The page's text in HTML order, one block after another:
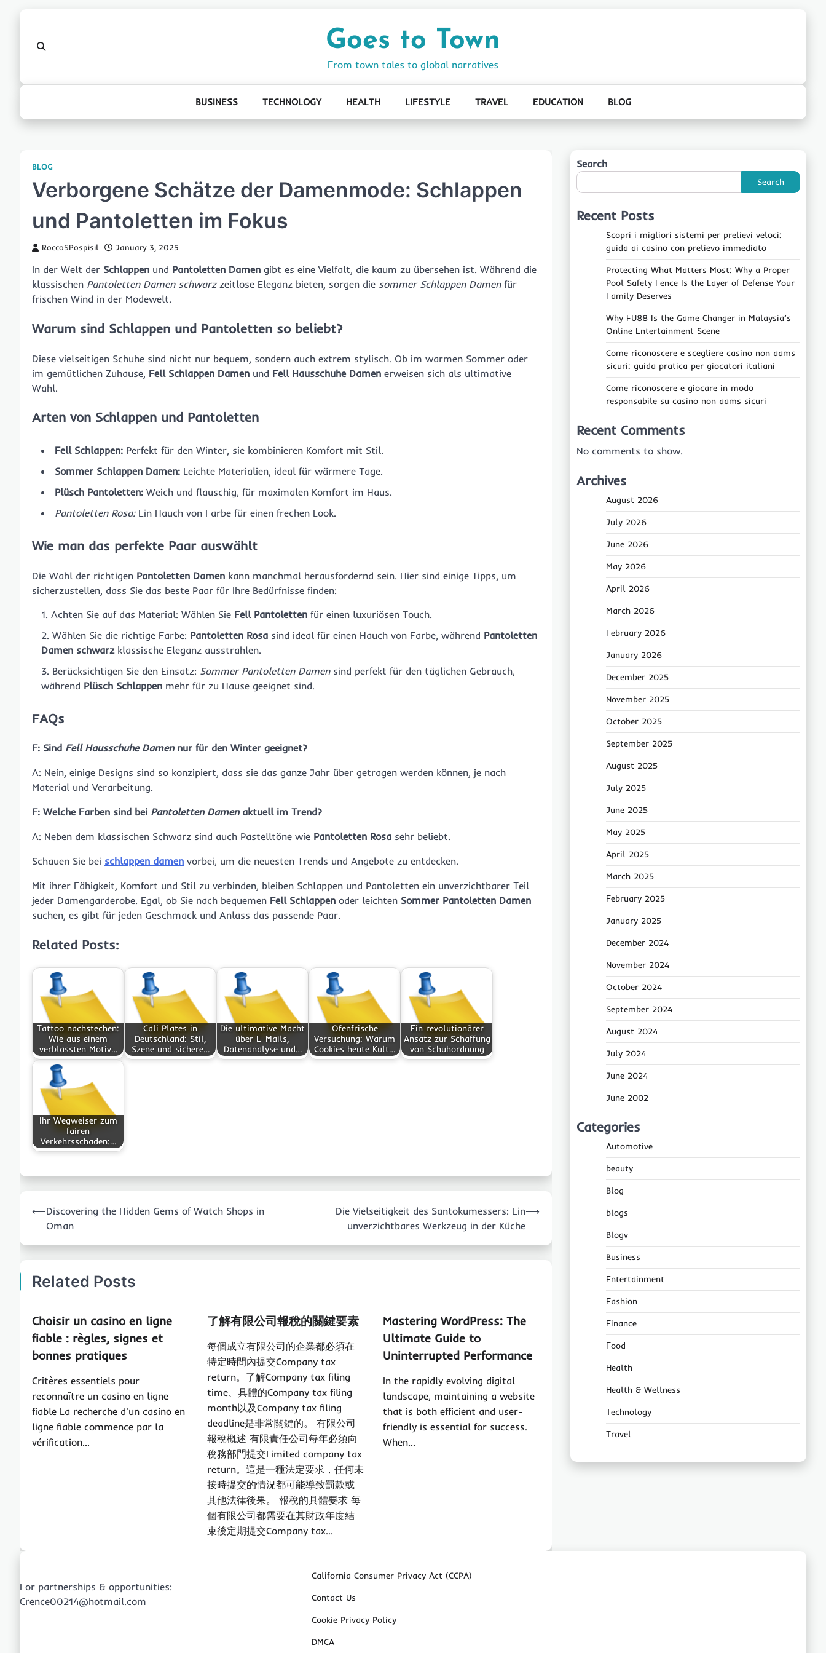
Goes to Town
From town tales to global narratives
BUSINESS TECHNOLOGY HEALTH LIFESTYLE TRAVEL EDUCATION BLOG
BLOG
Verborgene Schätze der Damenmode: Schlappen
und Pantoletten im Fokus
RoccoSPospisil January 3, 2025
In der Welt der Schlappen und Pantoletten Damen gibt es eine Vielfalt, die kaum zu übersehen ist. Während die
klassischen Pantoletten Damen schwarzzeitlose Eleganz bieten, sorgen die sommer Schlappen Damenfür
frischen Wind in der Modewelt.
Warum sind Schlappen und Pantoletten so beliebt?
Diese vielseitigen Schuhe sind nicht nur bequem, sondern auch extrem stylisch. Ob im warmen Sommer oder
im gemütlichen Zuhause, Fell Schlappen Damen und Fell Hausschuhe Damen erweisen sich als ultimative
Wahl.
Arten von Schlappen und Pantoletten
Fell Schlappen: Perfekt für den Winter, sie kombinieren Komfort mit Stil.
Sommer Schlappen Damen: Leichte Materialien, ideal für wärmere Tage.
Plüsch Pantoletten: Weich und flauschig, für maximalen Komfort im Haus.
Pantoletten Rosa:Ein Hauch von Farbe für einen frechen Look.
Wie man das perfekte Paar auswählt
Die Wahl der richtigen Pantoletten Damen kann manchmal herausfordernd sein. Hier sind einige Tipps, um
sicherzustellen, dass Sie das beste Paar für Ihre Bedürfnisse finden:
Achten Sie auf das Material: Wählen Sie Fell Pantoletten für einen luxuriösen Touch.
Wählen Sie die richtige Farbe: Pantoletten Rosa sind ideal für einen Hauch von Farbe, während Pantoletten
Damen schwarzklassische Eleganz ausstrahlen.
Berücksichtigen Sie den Einsatz: Sommer Pantoletten Damensind perfekt für den täglichen Gebrauch,
während Plüsch Schlappen mehr für zu Hause geeignet sind.
FAQs
F: Sind Fell Hausschuhe Damennur für den Winter geeignet?
A: Nein, einige Designs sind so konzipiert, dass sie das ganze Jahr über getragen werden können, je nach
Material und Verarbeitung.
F: Welche Farben sind bei Pantoletten Damenaktuell im Trend?
A: Neben dem klassischen Schwarz sind auch Pastelltöne wie Pantoletten Rosa sehr beliebt.
Schauen Sie bei schlappen damen vorbei, um die neuesten Trends und Angebote zu entdecken.
Mit ihrer Fähigkeit, Komfort und Stil zu verbinden, bleiben Schlappen und Pantoletten ein unverzichtbarer Teil
jeder Damengarderobe. Egal, ob Sie nach bequemen Fell Schlappen oder leichten Sommer Pantoletten Damen
suchen, es gibt für jeden Geschmack und Anlass das passende Paar.
Related Posts:
Tattoo nachstechen:
Wie aus einem
verblassten Motiv…
Cali Plates in
Deutschland: Stil,
Szene und sichere…
Die ultimative Macht
über E-Mails,
Datenanalyse und…
Ofenfrische
Versuchung: Warum
Cookies heute Kult…
Ein revolutionärer
Ansatz zur Schaffung
von Schuhordnung
Ihr Wegweiser zum
fairen
Verkehrsschaden:…
navigation
⟵Discovering the Hidden Gems of Watch Shops in
Oman
Die Vielseitigkeit des Santokumessers: Ein
unverzichtbares Werkzeug in der Küche
⟶
Related Posts
Choisir un casino en ligne
fiable : règles, signes et
bonnes pratiques
Critères essentiels pour
reconnaître un casino en ligne
fiable La recherche d'un casino en
ligne fiable commence par la
vérification…
了解有限公司報稅的關鍵要素
每個成立有限公司的企業都必須在
特定時間內提交Company tax
return。了解Company tax filing
time、具體的Company tax filing
month以及Company tax filing
deadline是非常關鍵的。 有限公司
報稅概述 有限責任公司每年必須向
稅務部門提交Limited company tax
return。這是一種法定要求，任何未
按時提交的情況都可能導致罰款或
其他法律後果。 報稅的具體要求 每
個有限公司都需要在其財政年度結
束後定期提交Company tax…
Mastering WordPress: The
Ultimate Guide to
Uninterrupted Performance
In the rapidly evolving digital
landscape, maintaining a website
that is both efficient and user-
friendly is essential for success.
When…
Search
Search
Recent Posts
Scopri i migliori sistemi per prelievi veloci:
guida ai casino con prelievo immediato
Protecting What Matters Most: Why a Proper
Pool Safety Fence Is the Layer of Defense Your
Family Deserves
Why FU88 Is the Game‑Changer in Malaysia’s
Online Entertainment Scene
Come riconoscere e scegliere casino non aams
sicuri: guida pratica per giocatori italiani
Come riconoscere e giocare in modo
responsabile su casino non aams sicuri
Recent Comments
No comments to show.
Archives
August 2026
July 2026
June 2026
May 2026
April 2026
March 2026
February 2026
January 2026
December 2025
November 2025
October 2025
September 2025
August 2025
July 2025
June 2025
May 2025
April 2025
March 2025
February 2025
January 2025
December 2024
November 2024
October 2024
September 2024
August 2024
July 2024
June 2024
June 2002
Categories
Automotive
beauty
Blog
blogs
Blogv
Business
Entertainment
Fashion
Finance
Food
Health
Health & Wellness
Technology
Travel
For partnerships & opportunities:
Crence00214@hotmail.com
California Consumer Privacy Act (CCPA)
Contact Us
Cookie Privacy Policy
DMCA